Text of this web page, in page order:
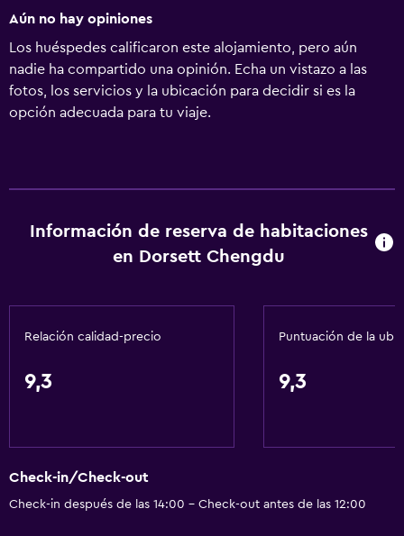
Aún no hay opiniones
Los huéspedes calificaron este alojamiento, pero aún
nadie ha compartido una opinión. Echa un vistazo a las
fotos, los servicios y la ubicación para decidir si es la
opción adecuada para tu viaje.
Información de reserva de habitaciones
en Dorsett Chengdu
Relación calidad-precio
9,3
Puntuación de la
9,3
Check-in/Check-out
Check-in después de las 14:00 - Check-out antes de las 12:00